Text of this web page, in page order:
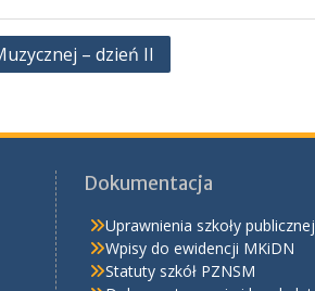
– dzień II
Dokumentacja
Uprawnienia szkoły publicznej
Wpisy do ewidencji MKiDN
Statuty szkół PZNSM